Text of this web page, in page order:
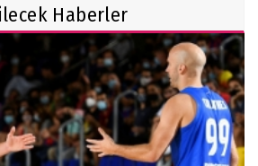
Haberler